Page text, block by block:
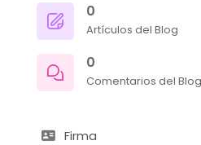
0
Artículos del Blog
0
Comentarios del Blog
Firma